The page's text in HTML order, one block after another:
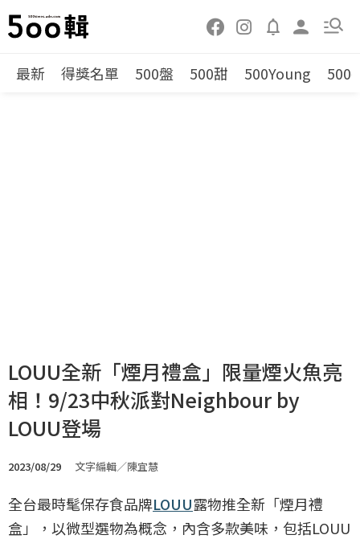
最新 得獎名單 500盤 500甜 500Young 500
LOUU全新「煙月禮盒」限量煙火魚亮
相！9/23中秋派對Neighbour by
LOUU登場
2023/08/29 文字編輯／陳宜慧
全台最時髦保存食品牌LOUU露物推全新「煙月禮
盒」，以微型選物為概念，內含多款美味，包括LOUU